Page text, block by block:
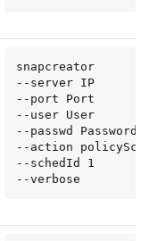
snapcreator
--server IP
--port Port
--user User
--passwd Password
--action
--schedId 1
--verbose